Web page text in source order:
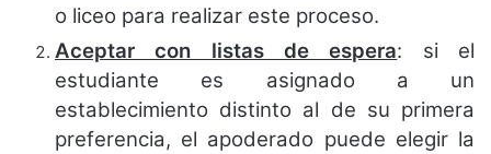
o liceo para realizar este proceso.
Aceptar con listas de espera: si el
estudiante es asignado a un
establecimiento distinto al de su primera
preferencia, el apoderado puede elegir la